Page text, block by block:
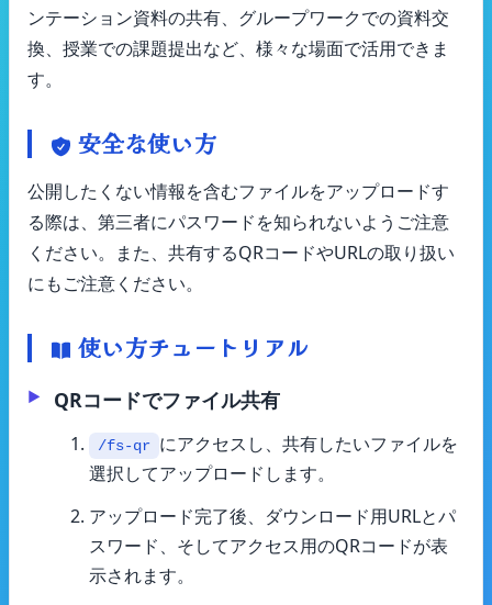
ンテーション資料の共有、グループワークでの資料交
換、授業での課題提出など、様々な場面で活用できま
す。
安全な使い方
公開したくない情報を含むファイルをアップロードす
る際は、第三者にパスワードを知られないようご注意
ください。また、共有するQRコードやURLの取り扱い
にもご注意ください。
使い方チュートリアル
QRコードでファイル共有
/fs-qr にアクセスし、共有したいファイルを
選択してアップロードします。
アップロード完了後、ダウンロード用URLとパ
スワード、そしてアクセス用のQRコードが表
示されます。